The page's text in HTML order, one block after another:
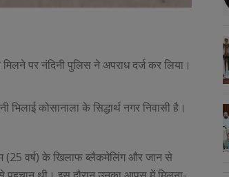
पर नंदिनी पुलिस ने अपराध दर्ज कर लिया।
भिलाई कोसानाला के सिद्धार्थ नगर निवासी है।
(25 वर्ष) के खिलाफ ब्लैकमेलिंग और जान से